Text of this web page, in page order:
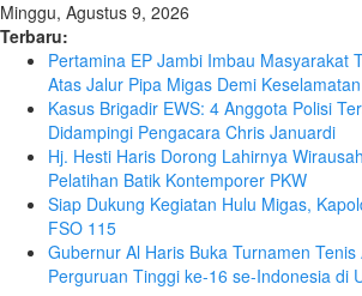
Minggu, Agustus 9, 2026
Terbaru:
Pertamina EP Jambi Imbau Masyarakat
Atas Jalur Pipa Migas Demi
Kasus Brigadir EWS: 4 Anggota Polisi
Didampingi Pengacara Chris Januardi
Hj. Hesti Haris Dorong Lahirnya
Pelatihan Batik Kontemporer PKW
Siap Dukung Kegiatan Hulu Migas,
FSO 115
Gubernur Al Haris Buka Turnamen
Perguruan Tinggi ke-16 se-Indonesia di